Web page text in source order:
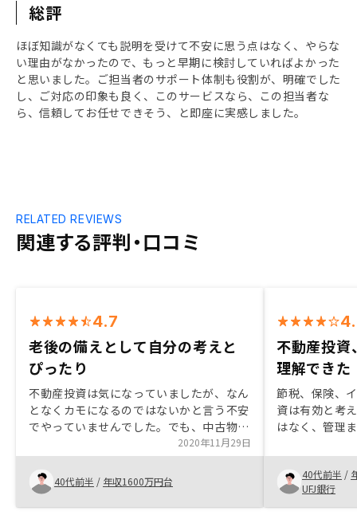
総評
ほぼ知識がなくても説明を受けて不安に思う点はなく、やらな
い理由がなかったので、もっと早期に検討していればよかった
と思いました。ご担当者のサポート体制も役割が、明確でした
し、ご対応の印象も良く、このサービスなら、この担当者な
ら、信頼してお任せできそう、と即座に実感しました。
関連する評判・口コミ
RELATED REVIEWS
4.7
老後の備えとして自分の考えと
ぴったり
不動産投資は気になっていましたが、なん
となくカモになるのではないかと言う不安
でやっていませんでした。でも、中古物件
であればリスクが少ないのかな？と考え出
していたときに、インスタで中古物件に注
力しているリノシー を見つけて、話を聞
きました。私はサラリーマンなので不動産
収入で生活する気はなく、老後の備えのた
2020年11月29日
40代前半 / 年収1600万円台
不動産投資
理解できた
節税、保険、
資は有効と考
はなく、管理
トレスなく運
う。他社のセ
きると感じた
る。詐欺広告
40代前半 /
UFJ銀行